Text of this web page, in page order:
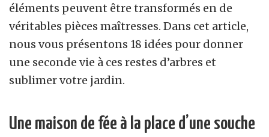
éléments peuvent être transformés en de
véritables pièces maîtresses. Dans cet article,
nous vous présentons 18 idées pour donner
une seconde vie à ces restes d’arbres et
sublimer votre jardin.
Une maison de fée à la place d’une souche